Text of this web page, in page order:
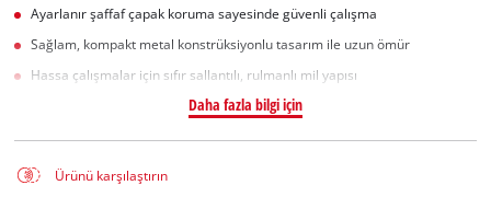
Ayarlanır şaffaf çapak koruma sayesinde güvenli çalışma
Sağlam, kompakt metal konstrüksiyonlu tasarım ile uzun ömür
Hassa çalışmalar için sıfır sallantılı, rulmanlı mil yapısı
Daha fazla bilgi için
Ürünü karşılaştırın